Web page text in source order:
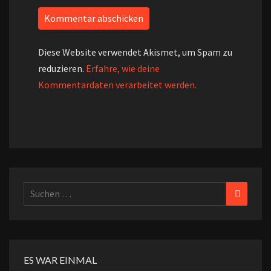
Diese Website verwendet Akismet, um Spam zu
reduzieren. Erfahre, wie deine
Kommentardaten verarbeitet werden.
Suchen
nach:
Suchen
ES WAR EINMAL